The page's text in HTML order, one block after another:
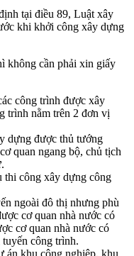
tại điều 89, Luật xây
khi khởi công xây dựng
không cần phải xin giấy
công trình được xây
trình nằm trên 2 đơn vị
dựng được thủ tướng
quan ngang bộ, chủ tịch
thi công xây dựng công
ngoài đô thị nhưng phù
cơ quan nhà nước có
cơ quan nhà nước có
công trình.
án khu công nghiệp, khu